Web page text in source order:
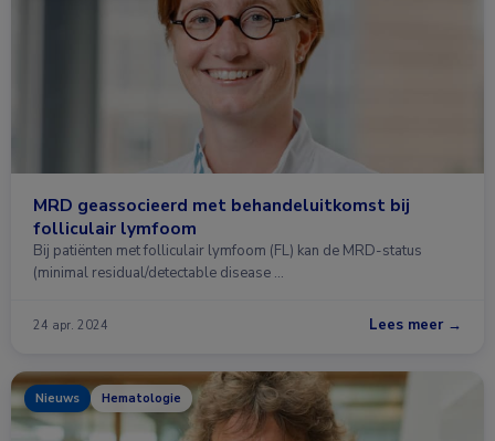
MRD geassocieerd met behandeluitkomst bij
folliculair lymfoom
Bij patiënten met folliculair lymfoom (FL) kan de MRD-status
(minimal residual/detectable disease …
24 apr. 2024 Lees meer →
Nieuws Hematologie